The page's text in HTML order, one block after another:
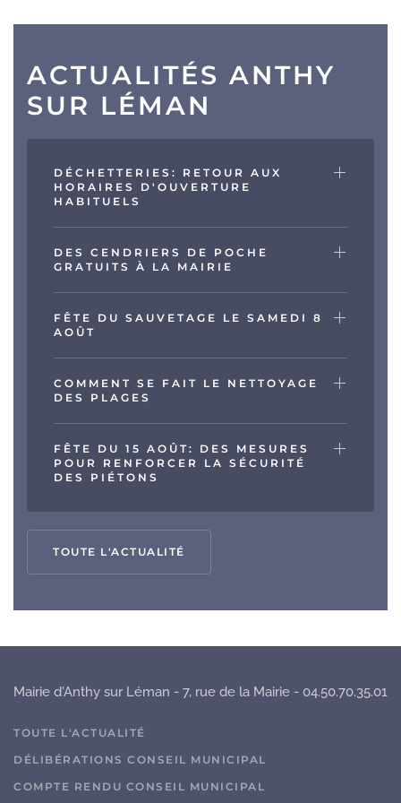
ACTUALITÉS ANTHY
SUR LÉMAN
DÉCHETTERIES: RETOUR AUX
HORAIRES D'OUVERTURE
HABITUELS
DES CENDRIERS DE POCHE
GRATUITS À LA MAIRIE
FÊTE DU SAUVETAGE LE SAMEDI 8
AOÛT
COMMENT SE FAIT LE NETTOYAGE
DES PLAGES
FÊTE DU 15 AOÛT: DES MESURES
POUR RENFORCER LA SÉCURITÉ
DES PIÉTONS
TOUTE L'ACTUALITÉ
Mairie d'Anthy sur Léman - 7, rue de la Mairie - 04.50.70.35.01
TOUTE L'ACTUALITÉ
DÉLIBÉRATIONS CONSEIL MUNICIPAL
COMPTE RENDU CONSEIL MUNICIPAL